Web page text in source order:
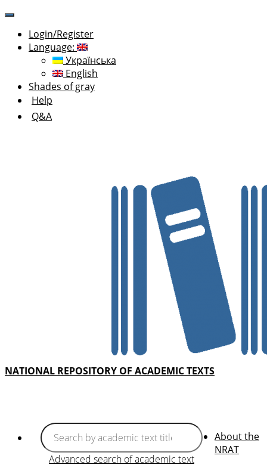
Login/Register
Language:
Українська
English
Shades of gray
Help
Q&A
NATIONAL REPOSITORY OF ACADEMIC TEXTS
Advanced search of academic text
About the
NRAT